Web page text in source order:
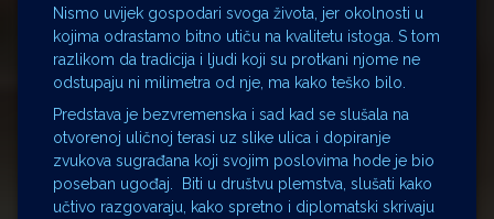
Nismo uvijek gospodari svoga života, jer okolnosti u
kojima odrastamo bitno utiču na kvalitetu istoga. S tom
razlikom da tradicija i ljudi koji su protkani njome ne
odstupaju ni milimetra od nje, ma kako teško bilo.
Predstava je bezvremenska i sad kad se slušala na
otvorenoj uličnoj terasi uz slike ulica i dopiranje
zvukova sugrađana koji svojim poslovima hode je bio
poseban ugođaj. Biti u društvu plemstva, slušati kako
učtivo razgovaraju, kako spretno i diplomatski skrivaju